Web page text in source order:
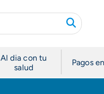
Al dia con tu
salud
Pagos